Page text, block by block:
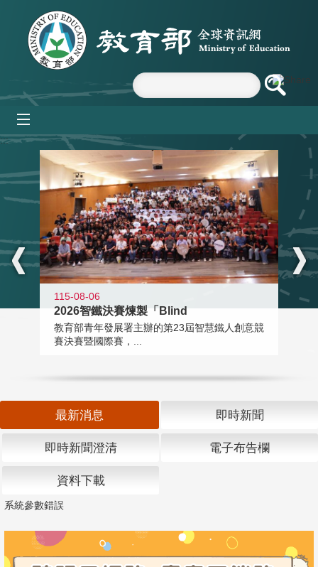
跳到主要內容區塊
:::
115-08-06
2026智鐵決賽煉製「Blind
教育部青年發展署主辦的第23屆智慧鐵人創意競
賽決賽暨國際賽，...
最新消息 即時新聞
即時新聞澄清 電子布告欄
資料下載
系統參數錯誤